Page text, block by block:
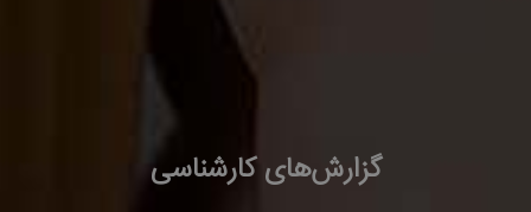
گزارش‌های کارشناسی